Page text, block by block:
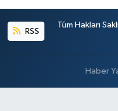
RSS
Tüm Hakları
Haber